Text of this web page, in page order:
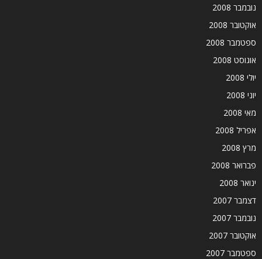
נובמבר 2008
אוקטובר 2008
ספטמבר 2008
אוגוסט 2008
יולי 2008
יוני 2008
מאי 2008
אפריל 2008
מרץ 2008
פברואר 2008
ינואר 2008
דצמבר 2007
נובמבר 2007
אוקטובר 2007
ספטמבר 2007